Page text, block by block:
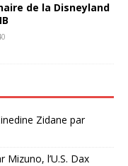
de la Disneyland
Zidane par
l’U.S. Dax